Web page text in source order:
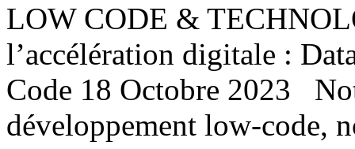
LOW CODE &
l’accélération digitale :
Code 18 Octobre 2023
développement low-code,